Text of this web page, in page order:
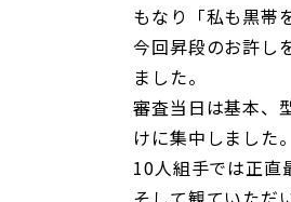
もなり「私も黒帯
今回昇段のお許し
ました。
審査当日は基本、
けに集中しました。
10人組手では正直